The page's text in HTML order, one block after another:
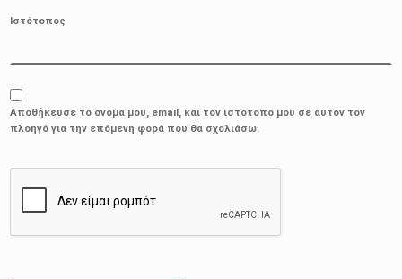
Ιστότοπος
Αποθήκευσε το όνομά μου, email, και τον ιστότοπο μου σε αυτόν τον
πλοηγό για την επόμενη φορά που θα σχολιάσω.